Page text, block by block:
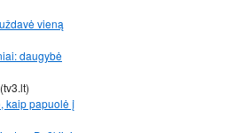
vieną
daugybė
(tv3.lt)
kaip papuolė į